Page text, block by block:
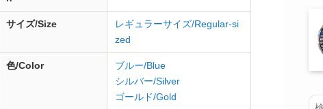
サイズ/Size
レギュラーサイズ/Regular-si
zed
色/Color
ブルー/Blue
シルバー/Silver
ゴールド/Gold